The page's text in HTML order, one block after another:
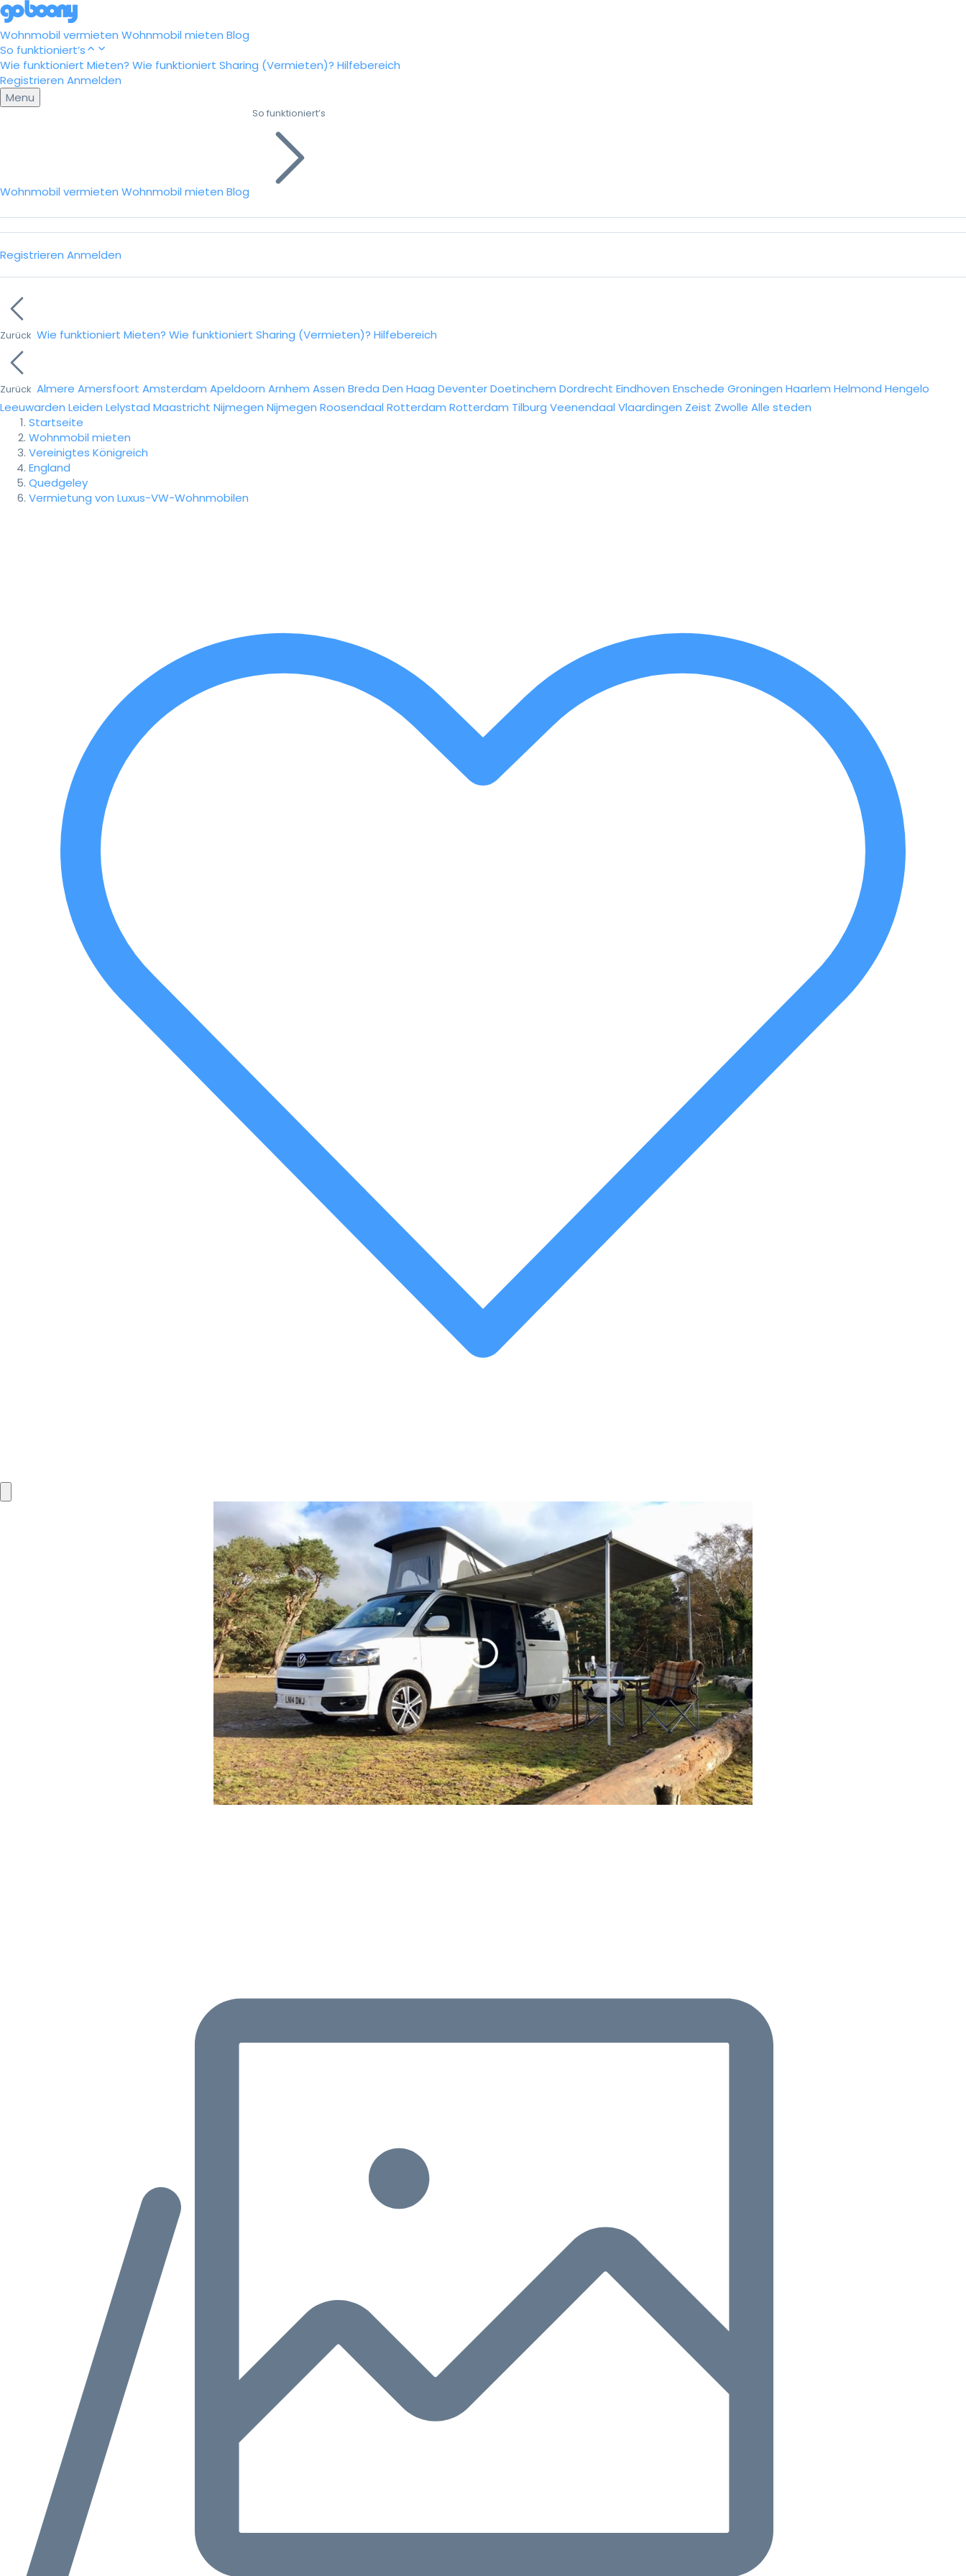
Wohnmobil vermieten Wohnmobil mieten Blog
So funktioniert’s
Wie funktioniert Mieten? Wie funktioniert Sharing (Vermieten)? Hilfebereich
Registrieren Anmelden
Menu
Wohnmobil vermieten Wohnmobil mieten Blog
So funktioniert’s
Registrieren Anmelden
Zurück Wie funktioniert Mieten? Wie funktioniert Sharing (Vermieten)? Hilfebereich
Zurück Almere Amersfoort Amsterdam Apeldoorn Arnhem Assen Breda Den Haag DeventerDoetinchem Dordrecht Eindhoven Enschede Groningen Haarlem Helmond Hengelo
Leeuwarden Leiden Lelystad Maastricht Nijmegen Nijmegen Roosendaal Rotterdam Rotterdam Tilburg Veenendaal Vlaardingen Zeist Zwolle Alle steden
Startseite
Wohnmobil mieten
Vereinigtes Königreich
England
Quedgeley
Vermietung von Luxus-VW-Wohnmobilen